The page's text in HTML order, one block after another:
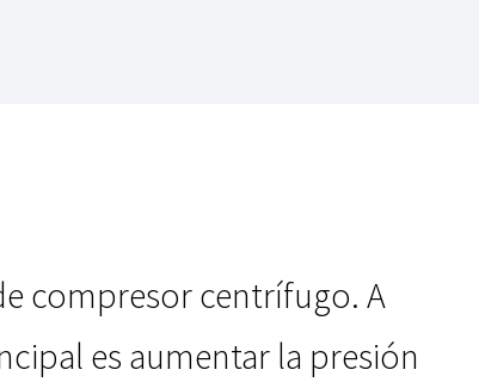
compresor centrífugo. A
es aumentar la presión